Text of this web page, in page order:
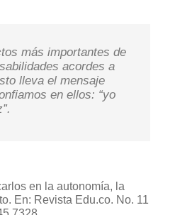
más importantes de
acordes a
lleva el mensaje
en ellos: “yo
en la autonomía, la
En: Revista Edu.co. No. 11